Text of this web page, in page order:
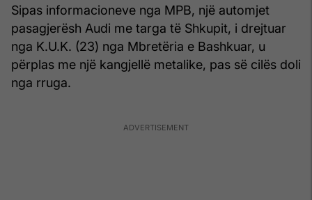
Sipas informacioneve nga MPB, një automjet
pasagjerësh Audi me targa të Shkupit, i drejtuar
nga K.U.K. (23) nga Mbretëria e Bashkuar, u
përplas me një kangjellë metalike, pas së cilës doli
nga rruga.